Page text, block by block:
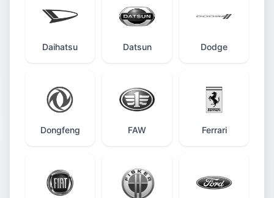
Daihatsu Datsun Dodge
Dongfeng FAW Ferrari